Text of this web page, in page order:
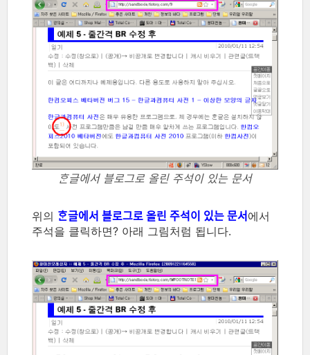
ᄒᆞᆫ글에서 블로그로 올린 주석이 있는 문서
위의 ᄒᆞᆫ글에서 블로그로 올린 주석이 있는 문서 에서
주석을 클릭하면? 아래 그림처럼 됩니다.